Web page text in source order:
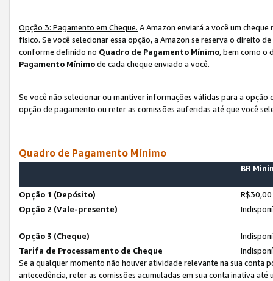
Opção 3: Pagamento em Cheque. A Amazon enviará a você um
físico. Se você selecionar essa opção, a Amazon se reserva o direito
conforme definido no Quadro de Pagamento Mínimo, bem como o
Pagamento Mínimode cada cheque enviado a você.
Se você não selecionar ou mantiver informações válidas para a
opção de pagamento ou reter as comissões auferidas até que você
Quadro de Pagamento Mínimo
BR
Opção 1 (Depósito)
R$30,00
Opção 2 (Vale-presente)
Opção 3 (Cheque)
Tarifa de Processamento de Cheque
Se a qualquer momento não houver atividade relevante na sua conta
antecedência, reter as comissões acumuladas em sua conta inativa